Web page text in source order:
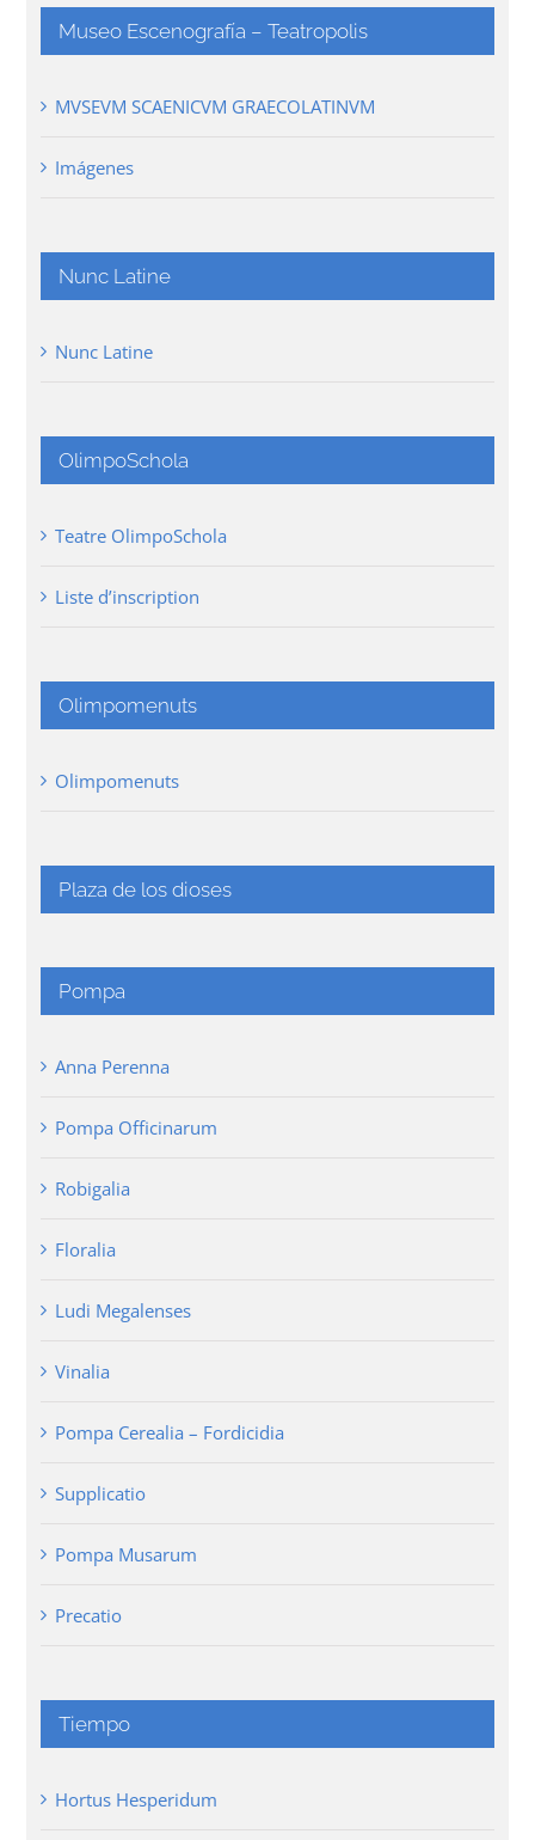
Museo Escenografía – Teatropolis
MVSEVM SCAENICVM GRAECOLATINVM
Imágenes
Nunc Latine
Nunc Latine
OlimpoSchola
Teatre OlimpoSchola
Liste d’inscription
Olimpomenuts
Olimpomenuts
Plaza de los dioses
Pompa
Anna Perenna
Pompa Officinarum
Robigalia
Floralia
Ludi Megalenses
Vinalia
Pompa Cerealia – Fordicidia
Supplicatio
Pompa Musarum
Precatio
Tiempo
Hortus Hesperidum